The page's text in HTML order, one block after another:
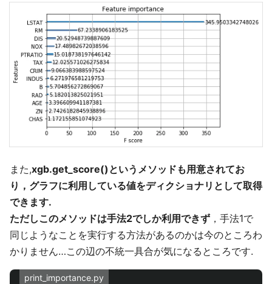
また,xgb.get_score()というメソッドも用意されてお
り，グラフに利用している値をディクショナリとして取得
できます.
ただしこのメソッドは手法2でしか利用できず ，手法1で
同じようなことを実行する方法があるのかは今のところわ
かりません…この辺の不統一具合が気になるところです.
print_importance.py